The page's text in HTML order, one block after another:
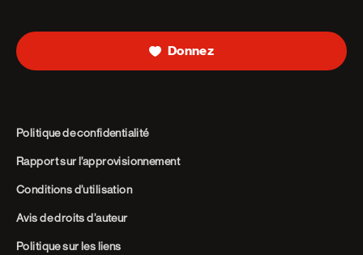
Donnez
Politique de confidentialité
Rapport sur l’approvisionnement
Conditions d’utilisation
Avis de droits d’auteur
Politique sur les liens